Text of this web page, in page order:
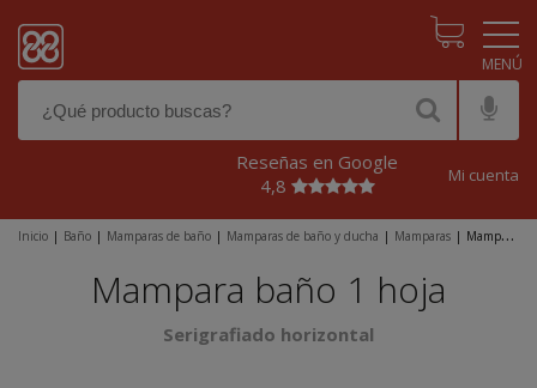
Reseñas en Google
4,8
Mi cuenta
Inicio | Baño | Mamparas de baño | Mamparas de baño y ducha | Mamparas | Mampara
Mampara baño 1 hoja
Serigrafiado horizontal